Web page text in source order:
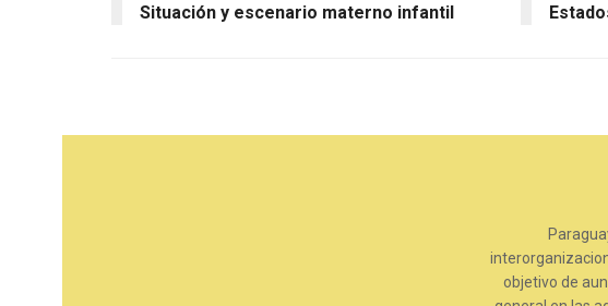
Situación y escenario materno infantil
objetivo de